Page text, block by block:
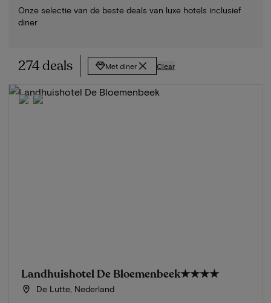
Onze selectie van de beste deals van luxe hotels inclusief
diner
274 deals Met diner Clear
Landhuishotel De Bloemenbeek★★★★
De Lutte, Nederland